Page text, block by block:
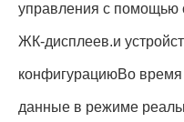
управления с помощью
ЖК-дисплеев.и
конфигурациюВо
данные в режиме